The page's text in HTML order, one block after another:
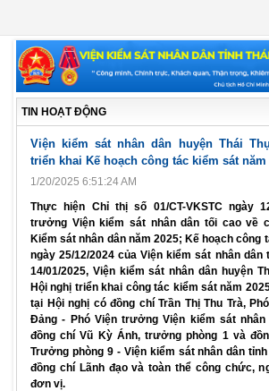
TIN HOẠT ĐỘNG
Viện kiểm sát nhân dân huyện Thái
triển khai Kế hoạch công tác kiểm sát năm
1/20/2025 6:51:24 AM
Thực hiện Chỉ thị số 01/CT-VKSTC ngày
trưởng Viện kiểm sát nhân dân tối cao về
Kiểm sát nhân dân năm 2025; Kế hoạch công
ngày 25/12/2024 của Viện kiểm sát nhân dân
14/01/2025, Viện kiểm sát nhân dân huyện
Hội nghị triển khai công tác kiểm sát năm
tại Hội nghị có đồng chí Trần Thị Thu Trà,
Đảng - Phó Viện trưởng Viện kiểm sát nhân
đồng chí Vũ Kỳ Ánh, trưởng phòng 1 và
Trưởng phòng 9 - Viện kiểm sát nhân dân
đồng chí Lãnh đạo và toàn thể công chức,
đơn vị.